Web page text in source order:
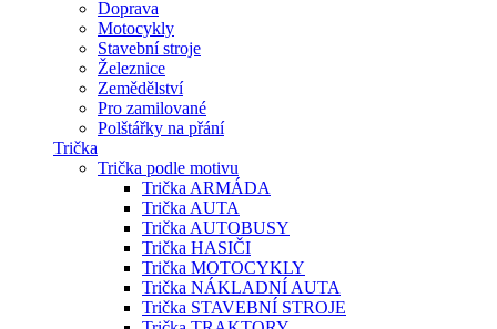
Doprava
Motocykly
Stavební stroje
Železnice
Zemědělství
Pro zamilované
Polštářky na přání
Trička
Trička podle motivu
Trička ARMÁDA
Trička AUTA
Trička AUTOBUSY
Trička HASIČI
Trička MOTOCYKLY
Trička NÁKLADNÍ AUTA
Trička STAVEBNÍ STROJE